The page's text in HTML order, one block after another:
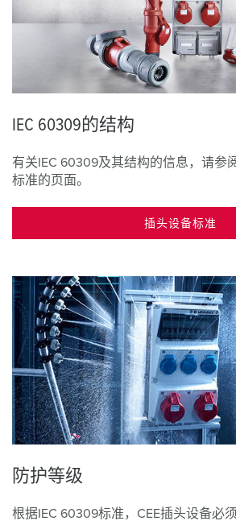
IEC 60309的结构
有关IEC 60309及其结构的信息，请参
标准的页面。
插头设备标准
防护等级
根据IEC 60309标准，CEE插头设备必